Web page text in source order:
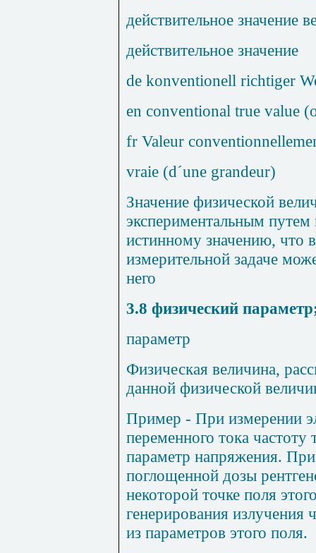
действительное значение
действительное значение
de konventionell richtiger
en conventional true value
fr Valeur
vraie (d´une grandeur)
Значение физической
экспериментальным путем
истинному значению, что
измерительной задаче
него
3.8 физический
параметр
Физическая величина,
данной физической
Пример - При измерении
переменного тока частоту
параметр напряжения.
поглощенной дозы
некоторой точке поля
генерирования излучения
из параметров этого поля.